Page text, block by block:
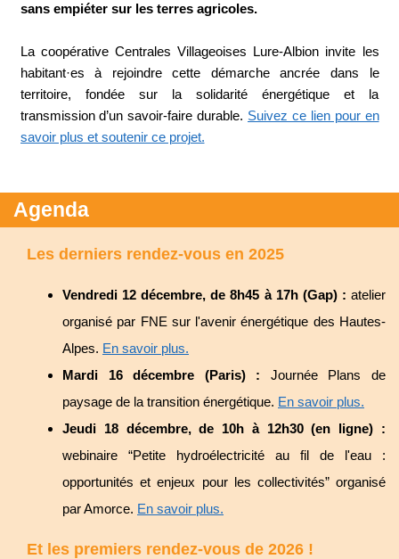
sans empiéter sur les terres agricoles.
La coopérative Centrales Villageoises Lure-Albion invite les
habitant·es à rejoindre cette démarche ancrée dans le
territoire, fondée sur la solidarité énergétique et la
transmission d’un savoir-faire durable. Suivez ce lien pour en
savoir plus et soutenir ce projet.
Agenda
Les derniers rendez-vous en 2025
Vendredi 12 décembre, de 8h45 à 17h (Gap) : atelier
organisé par FNE sur l'avenir énergétique des Hautes-
Alpes. En savoir plus.
Mardi 16 décembre (Paris) : Journée Plans de
paysage de la transition énergétique. En savoir plus.
Jeudi 18 décembre, de 10h à 12h30 (en ligne) :
webinaire “Petite hydroélectricité au fil de l'eau :
opportunités et enjeux pour les collectivités” organisé
par Amorce. En savoir plus.
Et les premiers rendez-vous de 2026 !